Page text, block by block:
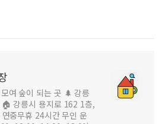
여 숲이 되는 곳 🌲 강릉
강릉시 용지로 162 1층,
중무휴 24시간 무인 운